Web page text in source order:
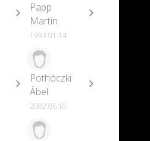
Papp
Martin
1993.01.14
Pothóczki
Ábel
2002.06.10